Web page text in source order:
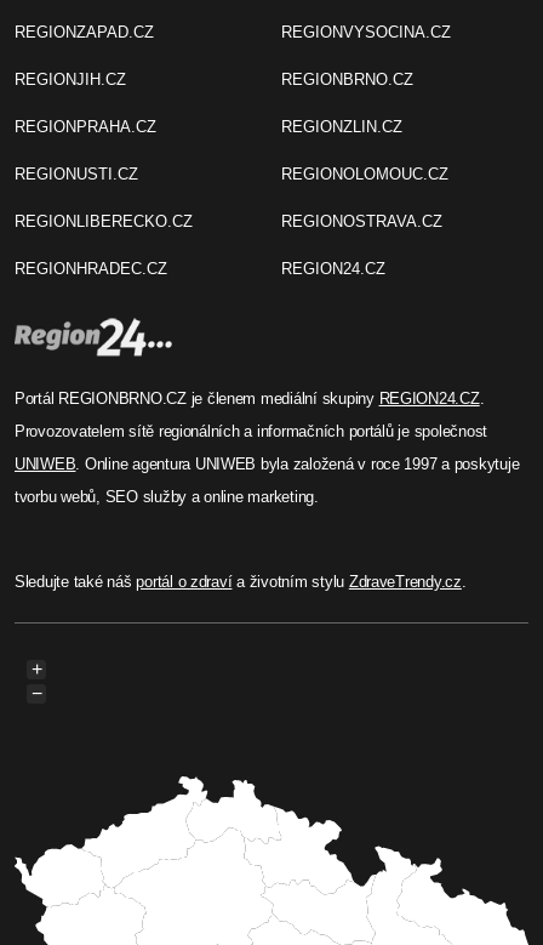
REGIONZAPAD.CZ
REGIONJIH.CZ
REGIONPRAHA.CZ
REGIONUSTI.CZ
REGIONLIBERECKO.CZ
REGIONHRADEC.CZ
REGIONVYSOCINA.CZ
REGIONBRNO.CZ
REGIONZLIN.CZ
REGIONOLOMOUC.CZ
REGIONOSTRAVA.CZ
REGION24.CZ
Portál REGIONBRNO.CZ je členem mediální skupiny REGION24.CZ.
Provozovatelem sítě regionálních a informačních portálů je společnost
UNIWEB. Online agentura UNIWEB byla založená v roce 1997 a poskytuje
tvorbu webů, SEO služby a online marketing.
Sledujte také nášportál o zdravía životním stylu ZdraveTrendy.cz.
+
−